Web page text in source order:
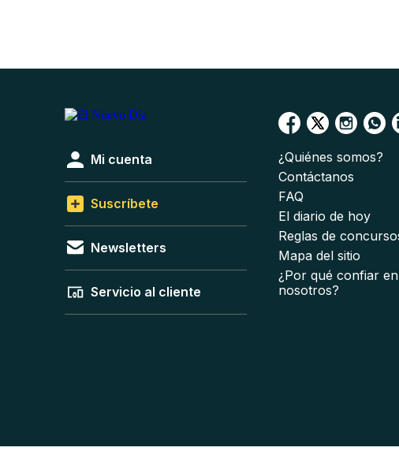
Mi cuenta
Suscríbete
Newsletters
Servicio al cliente
¿Quiénes somos?
Contáctanos
FAQ
El diario de hoy
Reglas de
Mapa del sitio
¿Por qué confiar en
nosotros?